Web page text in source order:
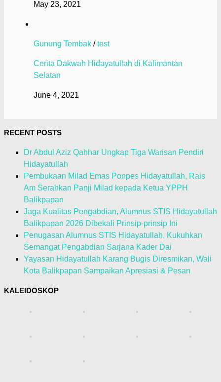
May 23, 2021
Gunung Tembak /test
Cerita Dakwah Hidayatullah di Kalimantan
Selatan
June 4, 2021
RECENT POSTS
Dr Abdul Aziz Qahhar Ungkap Tiga Warisan Pendiri
Hidayatullah
Pembukaan Milad Emas Ponpes Hidayatullah, Rais
Am Serahkan Panji Milad kepada Ketua YPPH
Balikpapan
Jaga Kualitas Pengabdian, Alumnus STIS Hidayatullah
Balikpapan 2026 Dibekali Prinsip-prinsip Ini
Penugasan Alumnus STIS Hidayatullah, Kukuhkan
Semangat Pengabdian Sarjana Kader Dai
Yayasan Hidayatullah Karang Bugis Diresmikan, Wali
Kota Balikpapan Sampaikan Apresiasi & Pesan
KALEIDOSKOP